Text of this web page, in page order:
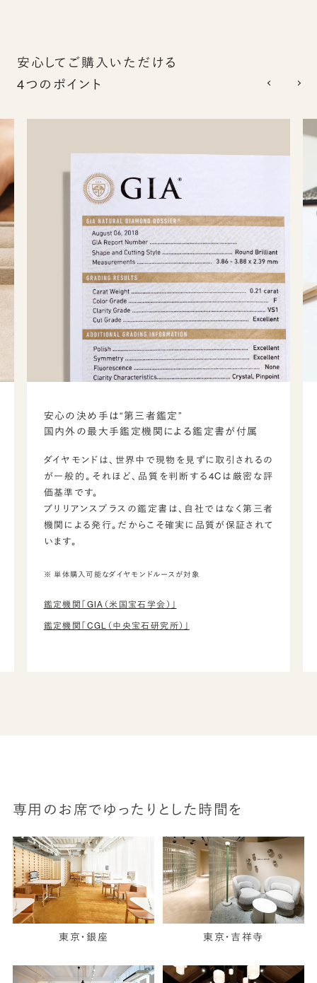
安心してご購入いただける
4つのポイント
安心の決め手は“第三者鑑定”
国内外の最大手鑑定機関による鑑定書が付属
ダイヤモンドは、世界中で現物を見ずに取引されるの
が一般的。それほど、品質を判断する4Cは厳密な評
価基準です。
ブリリアンスプラスの鑑定書は、自社ではなく第三者
機関による発行。だからこそ確実に品質が保証されて
います。
※ 単体購入可能なダイヤモンドルースが対象
鑑定機関「GIA（米国宝石学会）」
鑑定機関「CGL（中央宝石研究所）」
専用のお席でゆったりとした時間を
東京・銀座 東京・吉祥寺